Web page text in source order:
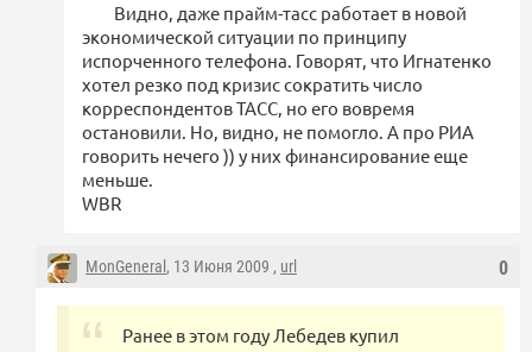
Видно, даже прайм-тасс работает в новой
экономической ситуации по принципу
испорченного телефона. Говорят, что Игнатенко
хотел резко под кризис сократить число
корреспондентов ТАСС, но его вовремя
остановили. Но, видно, не помогло. А про РИА
говорить нечего )) у них финансирование еще
меньше.
WBR
0
MonGeneral , 13 Июня 2009 , url
Ранее в этом году Лебедев купил